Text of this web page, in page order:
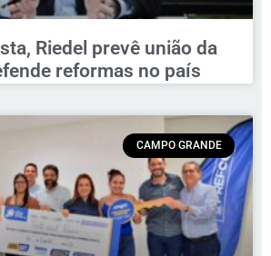
Riedel prevê união da
reformas no país
CAMPO GRANDE